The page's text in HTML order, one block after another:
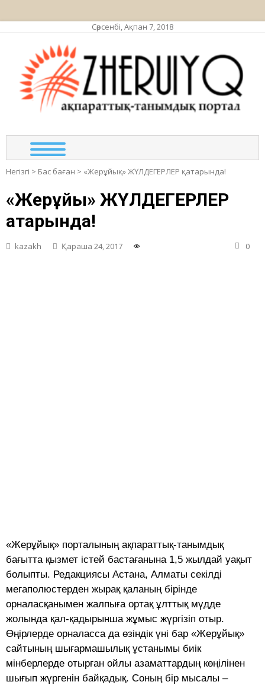
Сәрсенбі, Ақпан 7, 2018
Негізгі > Бас баған > «Жерұйық» ЖҮЛДЕГЕРЛЕР қатарында!
«Жерұйық» ЖҮЛДЕГЕРЛЕР
қатарында!
kazakh Қараша 24, 2017 0
«Жерұйық» порталының ақпараттық-танымдық
бағытта қызмет істей бастағанына 1,5 жылдай уақыт
болыпты. Редакциясы Астана, Алматы секілді
мегаполюстерден жырақ қаланың бірінде
орналасқанымен жалпыға ортақ ұлттық мүдде
жолында қал-қадырынша жұмыс жүргізіп отыр.
Өңірлерде орналасса да өзіндік үні бар «Жерұйық»
сайтының шығармашылық ұстанымы биік
мінберлерде отырған ойлы азаматтардың көңілінен
шығып жүргенін байқадық. Соның бір мысалы –